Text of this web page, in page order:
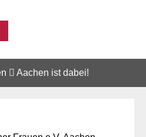
Aachen ist dabei!